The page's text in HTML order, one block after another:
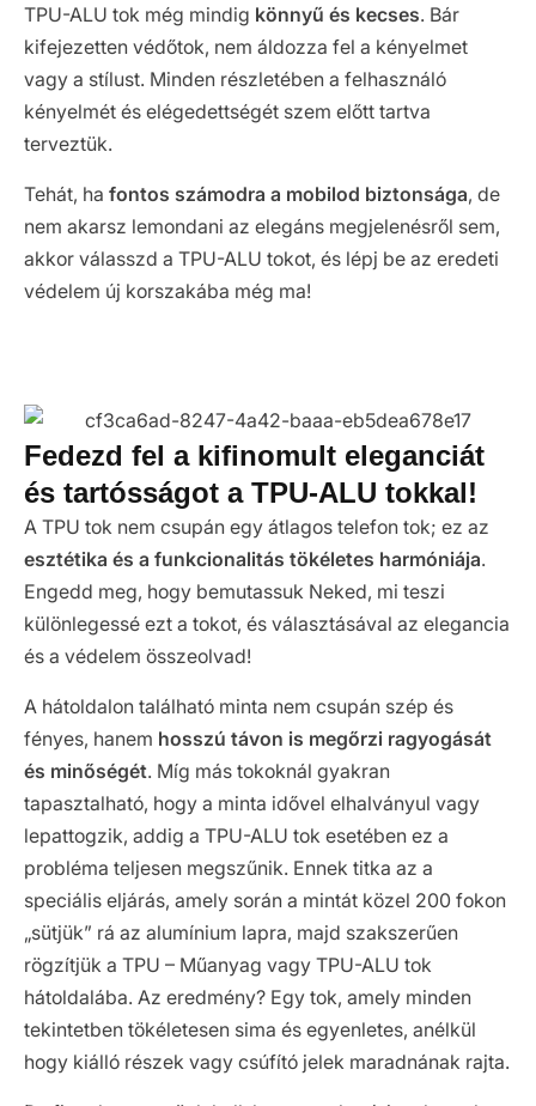
TPU-ALU tok még mindig könnyű és kecses. Bár
kifejezetten védőtok, nem áldozza fel a kényelmet
vagy a stílust. Minden részletében a felhasználó
kényelmét és elégedettségét szem előtt tartva
terveztük.
Tehát, ha fontos számodra a mobilod biztonsága, de
nem akarsz lemondani az elegáns megjelenésről sem,
akkor válasszd a TPU-ALU tokot, és lépj be az eredeti
védelem új korszakába még ma!
Fedezd fel a kifinomult eleganciát
és tartósságot a TPU-ALU tokkal!
A TPU tok nem csupán egy átlagos telefon tok; ez az
esztétika és a funkcionalitás tökéletes harmóniája.
Engedd meg, hogy bemutassuk Neked, mi teszi
különlegessé ezt a tokot, és választásával az elegancia
és a védelem összeolvad!
A hátoldalon található minta nem csupán szép és
fényes, hanem hosszú távon is megőrzi ragyogását
és minőségét. Míg más tokoknál gyakran
tapasztalható, hogy a minta idővel elhalványul vagy
lepattogzik, addig a TPU-ALU tok esetében ez a
probléma teljesen megszűnik. Ennek titka az a
speciális eljárás, amely során a mintát közel 200 fokon
„sütjük” rá az alumínium lapra, majd szakszerűen
rögzítjük a TPU – Műanyag vagy TPU-ALU tok
hátoldalába. Az eredmény? Egy tok, amely minden
tekintetben tökéletesen sima és egyenletes, anélkül
hogy kiálló részek vagy csúfító jelek maradnának rajta.